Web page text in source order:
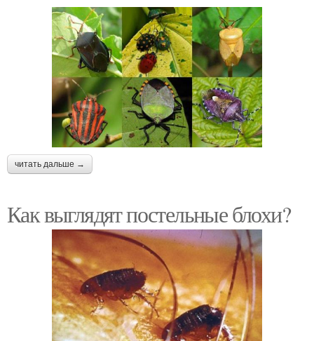
читать дальше →
Как выглядят постельные блохи?